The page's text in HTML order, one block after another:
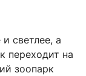
светлее, а
переходит на
зоопарк